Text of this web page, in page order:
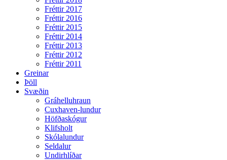
Fréttir 2017
Fréttir 2016
Fréttir 2015
Fréttir 2014
Fréttir 2013
Fréttir 2012
Fréttir 2011
Greinar
Þöll
Svæðin
Gráhelluhraun
Cuxhaven-lundur
Höfðaskógur
Klifsholt
Skólalundur
Seldalur
Undirhlíðar